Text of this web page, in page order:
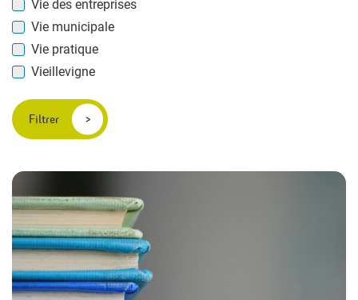
Vie des entreprises
Vie municipale
Vie pratique
Vieillevigne
Filtrer